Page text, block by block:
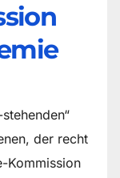
der recht
Kommission